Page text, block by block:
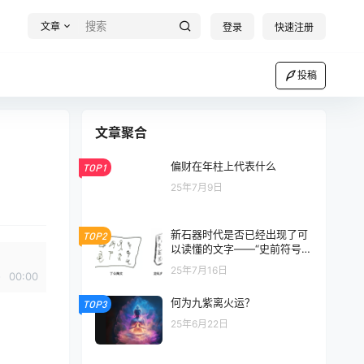
文章 登录 快速注册
投稿
00:00
文章聚合
TOP1 偏财在年柱上代表什么
25年7月9日
TOP2
新石器时代是否已经出现了可
以读懂的文字——“史前符号和
早期文字学术报告会”后记
25年7月16日
TOP3 何为九紫离火运？
25年6月22日